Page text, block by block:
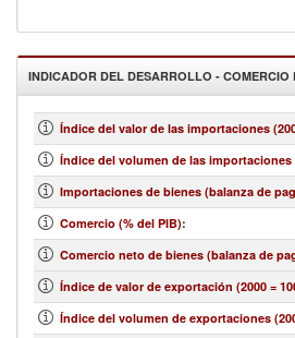
INDICADOR DEL DESARROLLO - COMERCIO
Índice del valor de las importaciones
Índice del volumen de las importaciones
Importaciones de bienes (balanza de
Comercio (% del PIB):
Comercio neto de bienes (balanza de
Índice de valor de exportación (2000 =
Índice del volumen de exportaciones